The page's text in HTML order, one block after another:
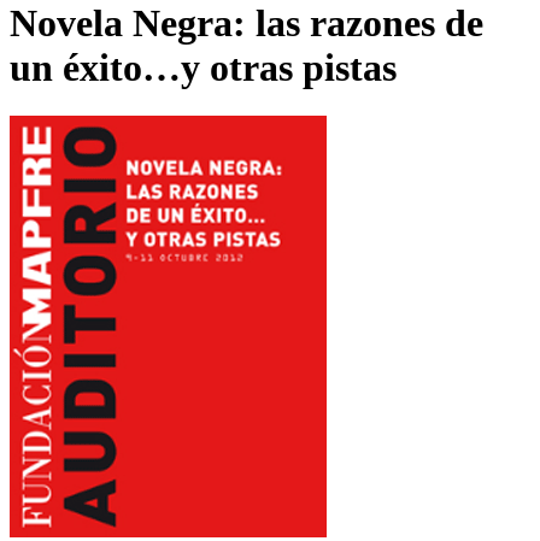
Novela Negra: las razones de
un éxito…y otras pistas